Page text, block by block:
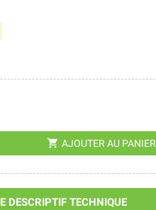
shopping_cart AJOUTER AU PANIER
DESCRIPTIF TECHNIQUE